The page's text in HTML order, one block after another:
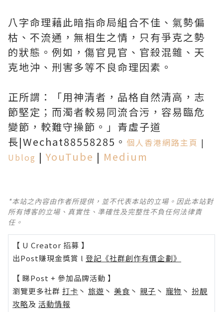
八字命理藉此暗指命局組合不佳、氣勢偏
枯、不流通，無相生之情，只有爭克之勢
的狀態。例如，傷官見官、官殺混雜、天
克地沖、刑害多等不良命理因素。
正所謂：「用神清者，品格自然清高，志
節堅定；而濁者較易同流合污，容易臨危
變節，較難守操節。」青虛子道
長|Wechat88558285。 個人香港網路主頁 |
Ublog | YouTube | Medium
*本站之內容由作者所提供，並不代表本站的立場。因此本站對
所有博客的立場、真實性、準確性及完整性不負任何法律責
任。
【 U Creator 招募 】
出Post賺現金獎賞 l 登記《社群創作有價企劃》
【 睇Post + 參加品牌活動 】
瀏覽更多社群 打卡 丶 旅遊 丶 美食 丶 親子 丶 寵物 丶 扮靚
攻略及 活動情報